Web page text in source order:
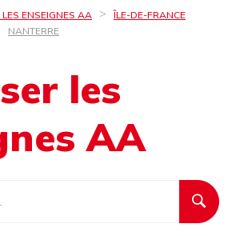
ENSEIGNES AA
ÎLE-DE-FRANCE
NANTERRE
les
AA